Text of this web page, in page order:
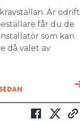
Är ödrift
får du de
som kan
då valet av